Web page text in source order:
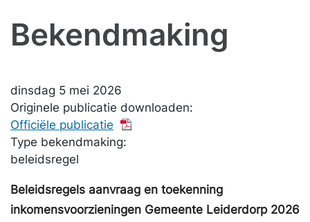
Bekendmaking
dinsdag 5 mei 2026
Originele publicatie downloaden:
Officiële publicatie
Type bekendmaking:
beleidsregel
Beleidsregels aanvraag en toekenning
inkomensvoorzieningen Gemeente Leiderdorp 2026